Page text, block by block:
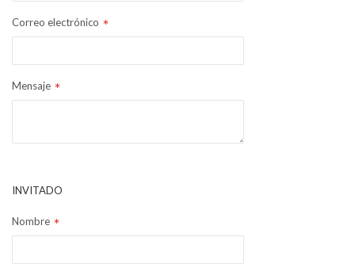
Correo electrónico
Mensaje
INVITADO
Nombre